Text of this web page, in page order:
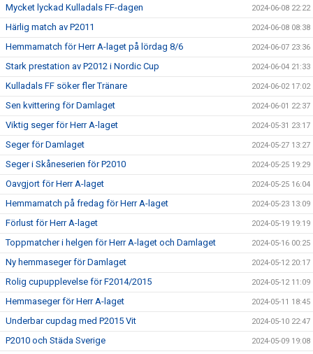
Mycket lyckad Kulladals FF-dagen 2024-06-08 22:22
Härlig match av P2011 2024-06-08 08:38
Hemmamatch för Herr A-laget på lördag 8/6 2024-06-07 23:36
Stark prestation av P2012 i Nordic Cup 2024-06-04 21:33
Kulladals FF söker fler Tränare 2024-06-02 17:02
Sen kvittering för Damlaget 2024-06-01 22:37
Viktig seger för Herr A-laget 2024-05-31 23:17
Seger för Damlaget 2024-05-27 13:27
Seger i Skåneserien för P2010 2024-05-25 19:29
Oavgjort för Herr A-laget 2024-05-25 16:04
Hemmamatch på fredag för Herr A-laget 2024-05-23 13:09
Förlust för Herr A-laget 2024-05-19 19:19
Toppmatcher i helgen för Herr A-laget och Damlaget 2024-05-16 00:25
Ny hemmaseger för Damlaget 2024-05-12 20:17
Rolig cupupplevelse för F2014/2015 2024-05-12 11:09
Hemmaseger för Herr A-laget 2024-05-11 18:45
Underbar cupdag med P2015 Vit 2024-05-10 22:47
P2010 och Städa Sverige 2024-05-09 19:08